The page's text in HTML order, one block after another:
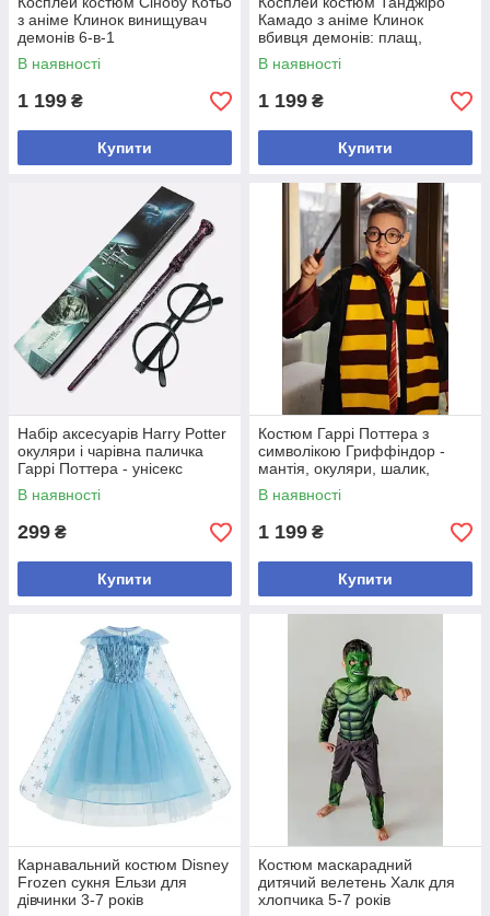
з аніме Клинок винищувач
демонів 6-в-1
В наявності
1 199 ₴
Купити
Камадо з аніме Клинок
вбивця демонів: плащ,
сорочка, штани, пасок,
пов'язки
В наявності
1 199 ₴
Купити
Набір аксесуарів Harry Potter
окуляри і чарівна паличка
Гаррі Поттера - унісекс
В наявності
299 ₴
Купити
Костюм Гаррі Поттера з
символікою Гриффіндор -
мантія, окуляри, шалик,
краватка, чарівна паличка
В наявності
1 199 ₴
Купити
Карнавальний костюм Disney
Frozen сукня Ельзи для
дівчинки 3-7 років
Костюм маскарадний
дитячий велетень Халк для
хлопчика 5-7 років